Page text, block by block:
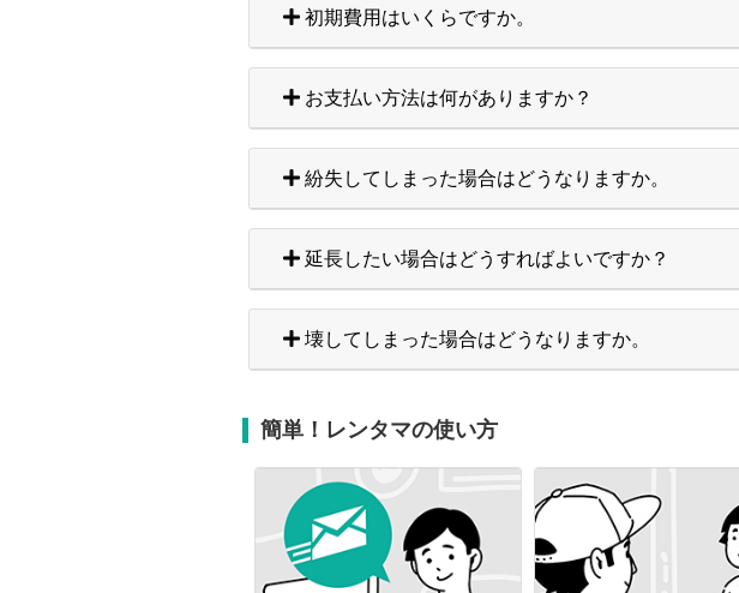
初期費用はいくらですか。
お支払い方法は何がありますか？
紛失してしまった場合はどうなりますか。
延長したい場合はどうすればよいですか？
壊してしまった場合はどうなりますか。
簡単！レンタマの使い方